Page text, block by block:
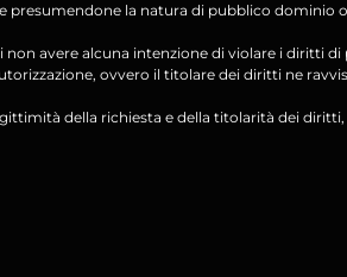
presumendone la natura di pubblico dominio
non avere alcuna intenzione di violare i
ovvero il titolare dei diritti ne
della richiesta e della titolarità dei diritti,